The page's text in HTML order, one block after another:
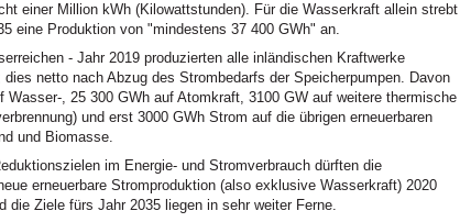
einer Million kWh (Kilowattstunden). Für die Wasserkraft allein strebt
eine Produktion von "mindestens 37 400 GWh" an.
- Jahr 2019 produzierten alle inländischen Kraftwerke
netto nach Abzug des Strombedarfs der Speicherpumpen. Davon
Wasser-, 25 300 GWh auf Atomkraft, 3100 GW auf weitere thermische
und erst 3000 GWh Strom auf die übrigen erneuerbaren
und Biomasse.
im Energie- und Stromverbrauch dürften die
erneuerbare Stromproduktion (also exklusive Wasserkraft) 2020
die Ziele fürs Jahr 2035 liegen in sehr weiter Ferne.